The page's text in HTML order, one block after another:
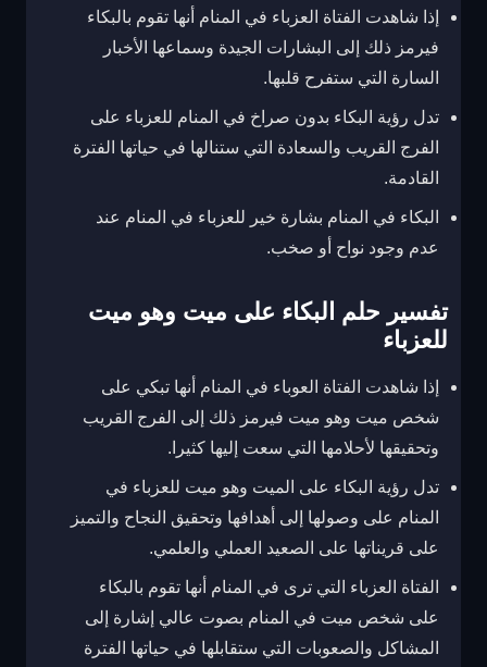
إذا شاهدت الفتاة العزباء في المنام أنها تقوم بالبكاء
فيرمز ذلك إلى البشارات الجيدة وسماعها الأخبار
السارة التي ستفرح قلبها.
تدل رؤية البكاء بدون صراخ في المنام للعزباء على
الفرج القريب والسعادة التي ستنالها في حياتها الفترة
القادمة.
البكاء في المنام بشارة خير للعزباء في المنام عند
عدم وجود نواح أو صخب.
تفسير حلم البكاء على ميت وهو ميت
للعزباء
إذا شاهدت الفتاة العوباء في المنام أنها تبكي على
شخص ميت وهو ميت فيرمز ذلك إلى الفرج القريب
وتحقيقها لأحلامها التي سعت إليها كثيرا.
تدل رؤية البكاء على الميت وهو ميت للعزباء في
المنام على وصولها إلى أهدافها وتحقيق النجاح والتميز
على قريناتها على الصعيد العملي والعلمي.
الفتاة العزباء التي ترى في المنام أنها تقوم بالبكاء
على شخص ميت في المنام بصوت عالي إشارة إلى
المشاكل والصعوبات التي ستقابلها في حياتها الفترة